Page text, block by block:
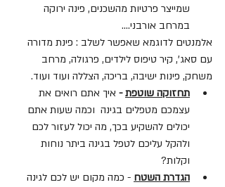
שמייצר פרטיות מהשכנים, פינה ירוקה
במרחב אורבני….
אלמנטים לדוגמא שאפשר לשלב : פינת מדורה
עם סאג', קיר טיפוס לילדים, פרגולה, מרחב
משחק, פינות ישיבה, בריכה, הצללה ועוד ועוד.
תחזוקה שוטפת - איך אתם רואים את
עצמכם מטפלים בגינה  וכמה שעות אתם
יכולים להשקיע בכך, מה יכול לעזור לכם
ולהקל עליכם לטפל בגינה ביתר נוחות
וקלות?
הגדרת השטח - כמה מקום יש לכם לגינה